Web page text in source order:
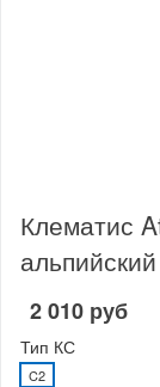
Клематис
2 010 руб
Тип КС
C2